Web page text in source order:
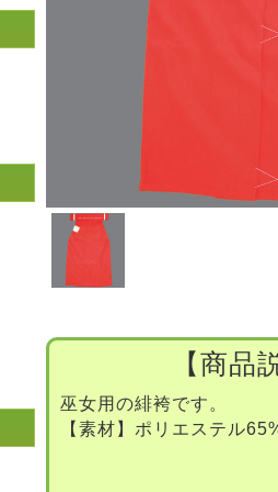
【商品
巫女用の緋袴です。
【素材】ポリエステル